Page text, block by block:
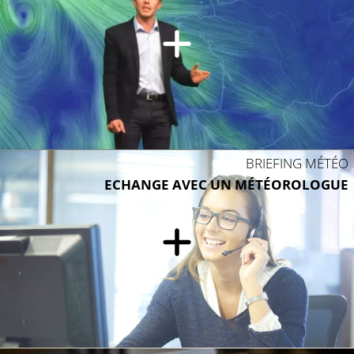
BRIEFING MÉTÉO
ECHANGE AVEC UN MÉTÉOROLOGUE